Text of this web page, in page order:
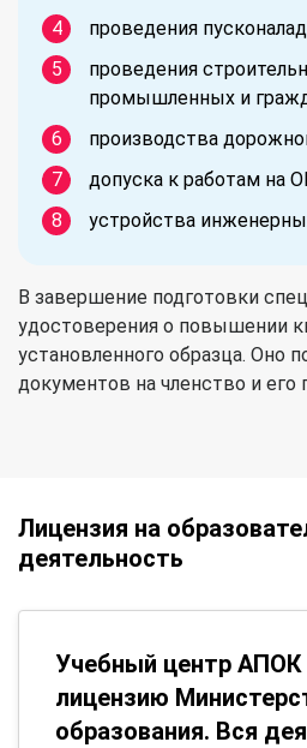
проведения
проведения
промышленных и
производства
допуска к работам на
устройства
В завершение подготовки
удостоверения о повышении
установленного образца. Оно
документов на членство и его
Лицензия на
деятельность
Учебный центр АПОК
лицензию
образования. Вся